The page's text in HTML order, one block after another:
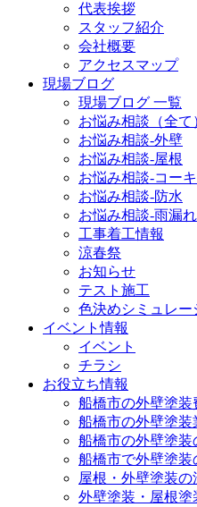
代表挨拶
スタッフ紹介
会社概要
アクセスマップ
現場ブログ
現場ブログ 一覧
お悩み相談（全て
お悩み相談-外壁
お悩み相談-屋根
お悩み相談-コー
お悩み相談-防水
お悩み相談-雨漏れ
工事着工情報
涼春祭
お知らせ
テスト施工
色決めシミュレー
イベント情報
イベント
チラシ
お役立ち情報
船橋市の外壁塗装
船橋市の外壁塗装
船橋市の外壁塗装
船橋市で外壁塗
屋根・外壁塗装の
外壁塗装・屋根塗